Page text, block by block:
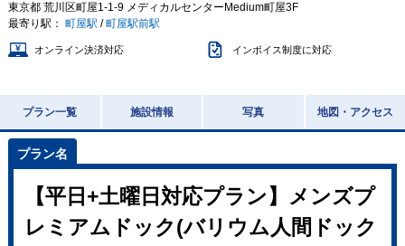
東京都 荒川区町屋1-1-9 メディカルセンターMedium町屋3F
最寄り駅： 町屋駅 /町屋駅前駅
オンライン決済対応 インボイス制度に対応
プラン一覧 施設情報 写真 地図・アクセス
【平日+土曜日対応プラン】メンズプ
レミアムドック(バリウム人間ドック